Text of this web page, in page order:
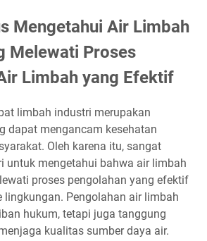
Mengetahui Air Limbah
Melewati Proses
Limbah yang Efektif
limbah industri merupakan
dapat mengancam kesehatan
Oleh karena itu, sangat
untuk mengetahui bahwa air limbah
proses pengolahan yang efektif
lingkungan. Pengolahan air limbah
hukum, tetapi juga tanggung
kualitas sumber daya air.